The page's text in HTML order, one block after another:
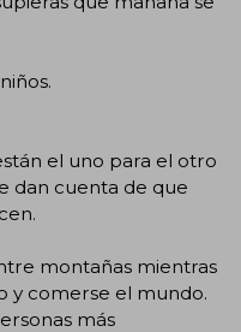
el uno para el otro
dan cuenta de que
montañas mientras
y comerse el mundo.
más